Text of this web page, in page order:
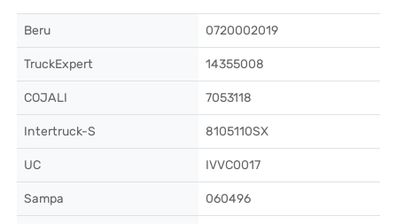
Beru 0720002019
TruckExpert 14355008
COJALI 7053118
Intertruck-S 8105110SX
UC IVVC0017
Sampa 060496